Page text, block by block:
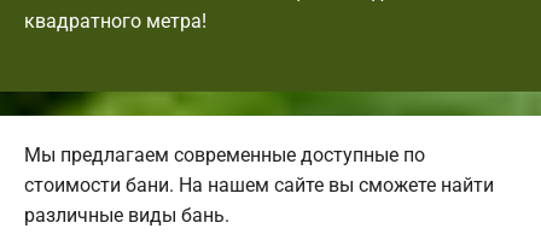
квадратного метра!
Мы предлагаем современные доступные по
стоимости бани. На нашем сайте вы сможете найти
различные виды бань.